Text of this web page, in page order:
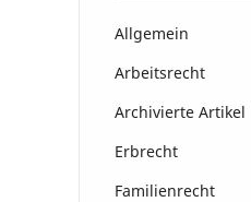
Allgemein
Arbeitsrecht
Archivierte Artikel
Erbrecht
Familienrecht